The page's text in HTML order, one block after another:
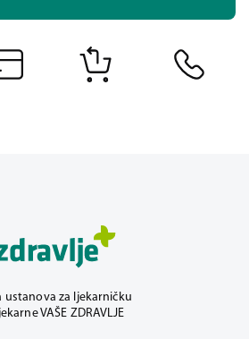
ustanova za ljekarničku
VAŠE ZDRAVLJE